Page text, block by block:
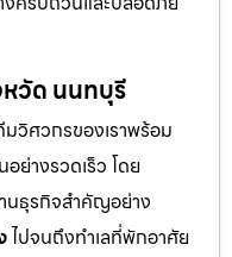
วัด นนทบุรี
มวิศวกรของเราพร้อม
ย่างรวดเร็ว โดย
นธุรกิจสำคัญอย่าง
ไปจนถึงทำเลที่พักอาศัย